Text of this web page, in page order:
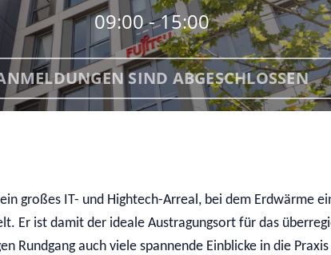
09:00 - 15:00
SIND ABGESCHLOSSEN
großes IT- und Hightech-Arreal, bei dem Erdwärme
Er ist damit der ideale Austragungsort für das
Rundgang auch viele spannende Einblicke in die